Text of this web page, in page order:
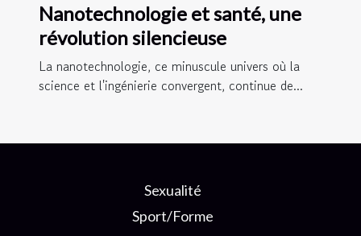
Nanotechnologie et santé, une
révolution silencieuse
La nanotechnologie, ce minuscule univers où la
science et l'ingénierie convergent, continue de...
Sexualité
Sport/Forme